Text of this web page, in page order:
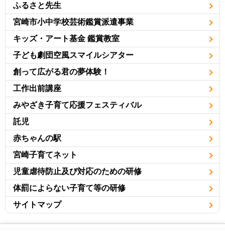
ふるさと先生
宮崎市小中学校芸術鑑賞派遣事業
キッズ・アート基金 鑑賞教室
子ども劇団空風スマイルシアター
創って広がる君の夢体験！
工作出前講座
みやざき子育て応援フェスティバル
託児
赤ちゃんの駅
宮崎子育てネット
児童虐待防止及び対応のための研修
体罰によらない子育て等の研修
サイトマップ